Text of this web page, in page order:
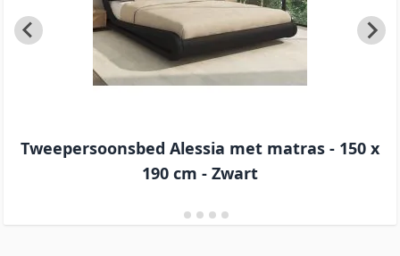
Tweepersoonsbed Alessia met matras - 150 x
190 cm - Zwart